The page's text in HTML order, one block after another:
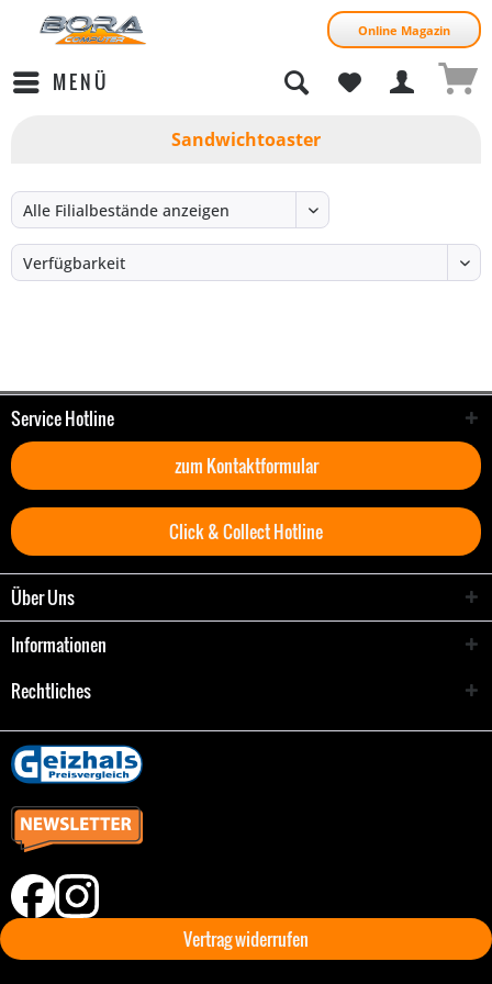
Online Magazin
MENÜ
Sandwichtoaster
Service Hotline
zum Kontaktformular
Click & Collect Hotline
Über Uns
Informationen
Rechtliches
Vertrag widerrufen